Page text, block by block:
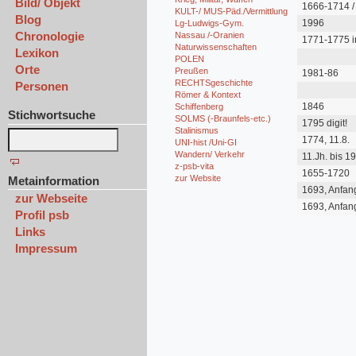
Blog
Chronologie
Lexikon
Orte
Personen
Stichwortsuche
Metainformation
zur Webseite
Profil psb
Links
Impressum
KULT-/ MUS-Päd./Vermittlung
Lg-Ludwigs-Gym.
Nassau /-Oranien
Naturwissenschaften
POLEN
Preußen
RECHTSgeschichte
Römer & Kontext
Schiffenberg
SOLMS (-Braunfels-etc.)
Stalinismus
UNI-hist /Uni-GI
Wandern/ Verkehr
z-psb-vita
zur Website
1666-1714
1996
1771-1775
1981-86
1846
1795 digit!
1774, 11.8.
11.Jh. bis
1655-1720
1693,
1693,